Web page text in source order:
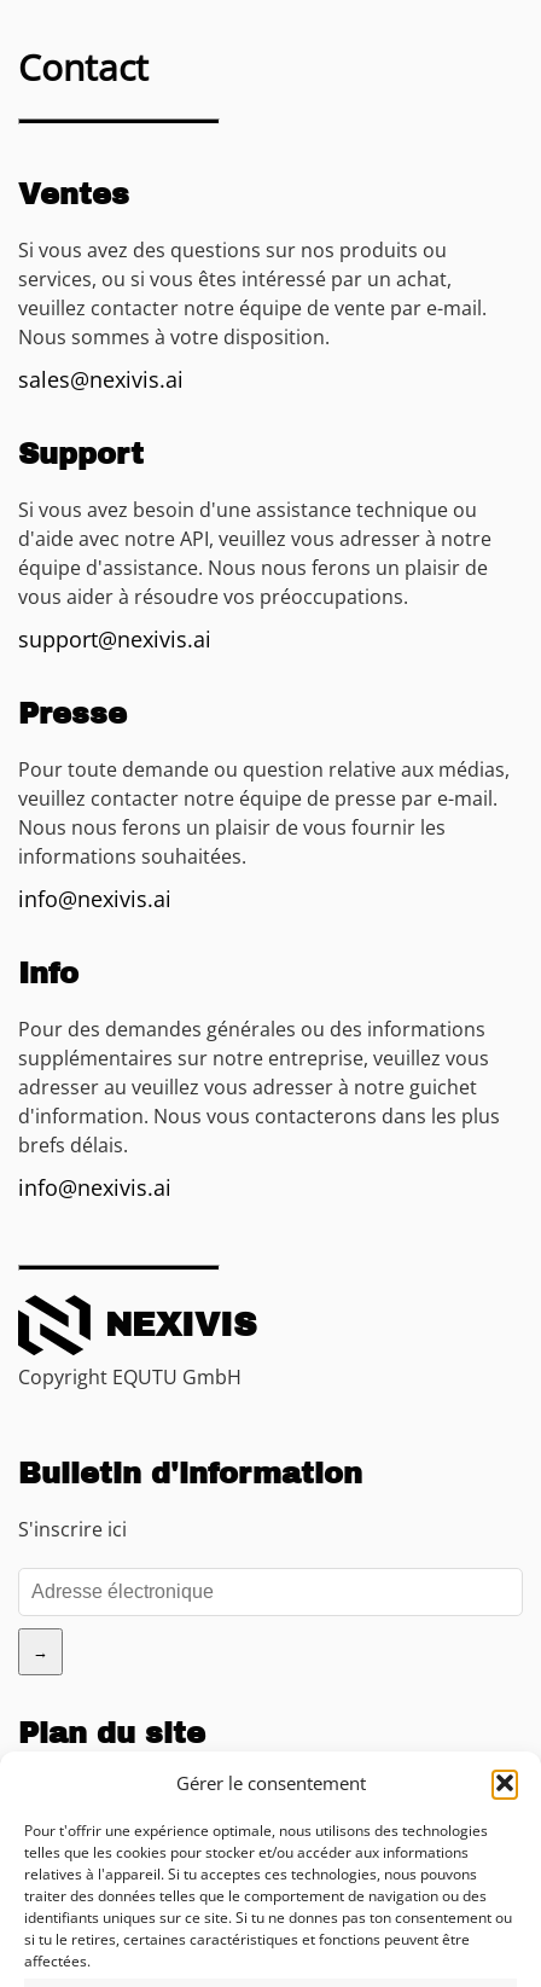
Gérer le consentement
Pour t'offrir une expérience optimale, nous utilisons des technologies
telles que les cookies pour stocker et/ou accéder aux informations
relatives à l'appareil. Si tu acceptes ces technologies, nous pouvons
traiter des données telles que le comportement de navigation ou des
identifiants uniques sur ce site. Si tu ne donnes pas ton consentement ou
si tu le retires, certaines caractéristiques et fonctions peuvent être
affectées.
Contact
Ventes
Si vous avez des questions sur nos produits ou
services, ou si vous êtes intéressé par un achat,
veuillez contacter notre équipe de vente par e-mail.
Nous sommes à votre disposition.
sales@nexivis.ai
Support
Si vous avez besoin d'une assistance technique ou
d'aide avec notre API, veuillez vous adresser à notre
équipe d'assistance. Nous nous ferons un plaisir de
vous aider à résoudre vos préoccupations.
support@nexivis.ai
Presse
Pour toute demande ou question relative aux médias,
veuillez contacter notre équipe de presse par e-mail.
Nous nous ferons un plaisir de vous fournir les
informations souhaitées.
info@nexivis.ai
Info
Pour des demandes générales ou des informations
supplémentaires sur notre entreprise, veuillez vous
adresser au veuillez vous adresser à notre guichet
d'information. Nous vous contacterons dans les plus
brefs délais.
info@nexivis.ai
NEXIVIS
Copyright EQUTU GmbH
Bulletin d'information
S'inscrire ici
→
Plan du site
Blog
Calculateur d'impact de l'IA
Conseil
Solutions